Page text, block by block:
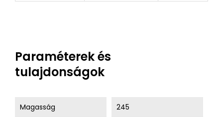
Paraméterek és
tulajdonságok
Magasság 245